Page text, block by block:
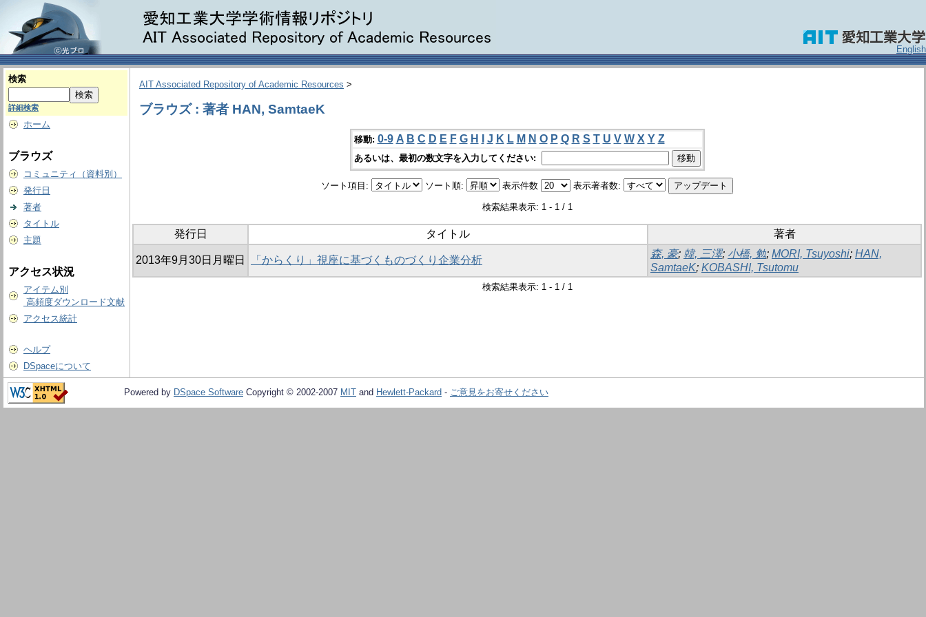
English
検索
詳細検索
ホーム
ブラウズ
コミュニティ（資料別）
発行日
著者
タイトル
主題
アクセス状況
アイテム別
高頻度ダウンロード文献
アクセス統計
ヘルプ
DSpaceについて
AIT Associated Repository of Academic Resources >
ブラウズ : 著者 HAN, SamtaeK
移動: 0-9 A B C D E F G H J K L M N O P Q R S T U V W X Y Z
あるいは、最初の数文字を入力してください:
ソート項目: ソート順: 表示件数 表示著者数:
検索結果表示: 1 - 1 / 1
発行日 タイトル 著者
2013年9月30日月曜日 「からくり」視座に基づくものづくり企業分析
森, 豪; 韓, 三澤; 小橋, 勉; MORI, Tsuyoshi; HAN,
SamtaeK; KOBASHI, Tsutomu
検索結果表示: 1 - 1 / 1
Powered by DSpace Software Copyright © 2002-2007 MIT and Hewlett-Packard - ご意見をお寄せください